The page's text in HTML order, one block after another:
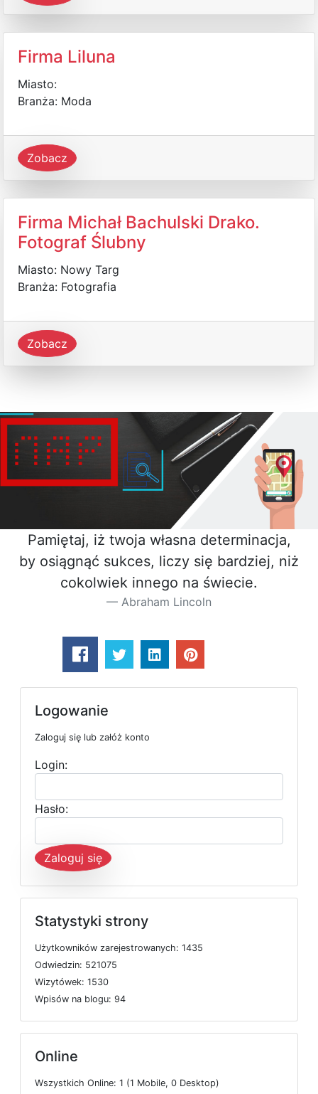
Firma Liluna
Miasto:
Branża: Moda
Zobacz
Firma Michał Bachulski Drako.
Fotograf Ślubny
Miasto: Nowy Targ
Branża: Fotografia
Zobacz
Pamiętaj, iż twoja własna determinacja,
by osiągnąć sukces, liczy się bardziej, niż
cokolwiek innego na świecie.
Abraham Lincoln
Logowanie
Zaloguj się lub załóż konto
Login:
Hasło:
Zaloguj się
Statystyki strony
Użytkowników zarejestrowanych: 1435
Odwiedzin: 521075
Wizytówek: 1530
Wpisów na blogu: 94
Online
Wszystkich Online: 1 (1 Mobile, 0 Desktop)